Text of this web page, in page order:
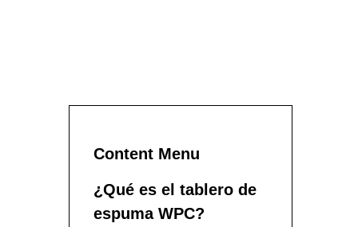
Content Menu
¿Qué es el tablero de
espuma WPC?